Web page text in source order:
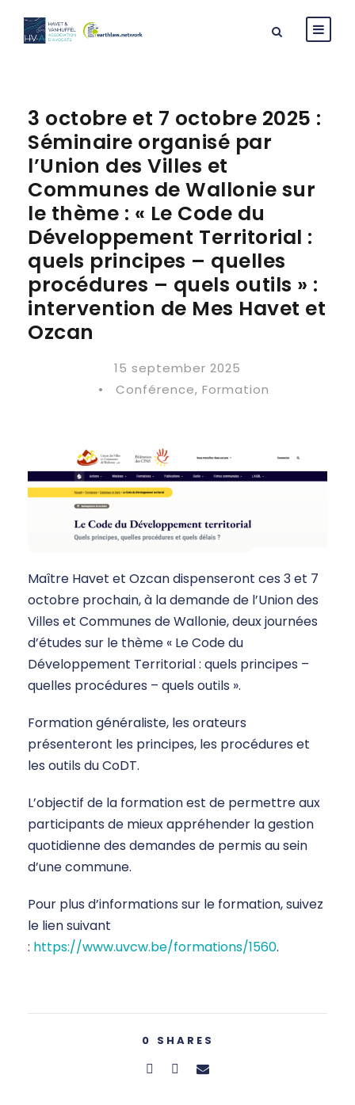
3 octobre et 7 octobre 2025 :
Séminaire organisé par
l’Union des Villes et
Communes de Wallonie sur
le thème : « Le Code du
Développement Territorial :
quels principes – quelles
procédures – quels outils » :
intervention de Mes Havet et
Ozcan
15 september 2025
•
Conférence, Formation
Maître Havet et Ozcan dispenseront ces 3 et 7
octobre prochain, à la demande de l’Union des
Villes et Communes de Wallonie, deux journées
d’études sur le thème « Le Code du
Développement Territorial : quels principes –
quelles procédures – quels outils ».
Formation généraliste, les orateurs
présenteront les principes, les procédures et
les outils du CoDT.
L’objectif de la formation est de permettre aux
participants de mieux appréhender la gestion
quotidienne des demandes de permis au sein
d’une commune.
Pour plus d’informations sur le formation, suivez
le lien suivant
: https://www.uvcw.be/formations/1560.
0 SHARES